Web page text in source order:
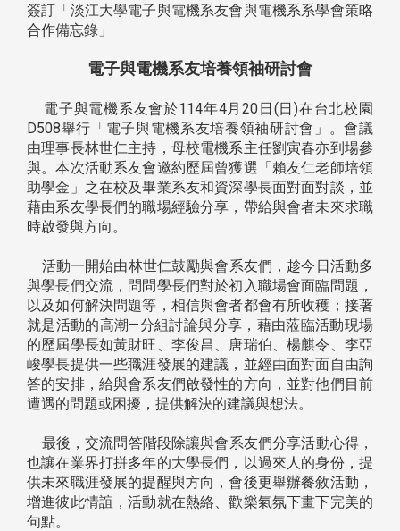
簽訂「淡江大學電子與電機系友會與電機系系學會策略
合作備忘錄」
電子與電機系友培養領袖研討會
電子與電機系友會於114年4月20日(日)在台北校園
D508舉行「電子與電機系友培養領袖研討會」。會議
由理事長林世仁主持，母校電機系主任劉寅春亦到場參
與。本次活動系友會邀約歷屆曾獲選「賴友仁老師培領
助學金」之在校及畢業系友和資深學長面對面對談，並
藉由系友學長們的職場經驗分享，帶給與會者未來求職
時啟發與方向。
活動一開始由林世仁鼓勵與會系友們，趁今日活動多
與學長們交流，問問學長們對於初入職場會面臨問題，
以及如何解決問題等，相信與會者都會有所收穫；接著
就是活動的高潮—分組討論與分享，藉由蒞臨活動現場
的歷屆學長如黃財旺、李俊昌、唐瑞伯、楊麒令、李亞
峻學長提供一些職涯發展的建議，並經由面對面自由詢
答的安排，給與會系友們啟發性的方向，並對他們目前
遭遇的問題或困擾，提供解決的建議與想法。
最後，交流問答階段除讓與會系友們分享活動心得，
也讓在業界打拼多年的大學長們，以過來人的身份，提
供未來職涯發展的提醒與方向，會後更舉辦餐敘活動，
增進彼此情誼，活動就在熱絡、歡樂氣氛下畫下完美的
句點。